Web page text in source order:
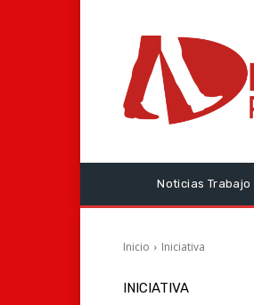
Noticias Trabajo
Inicio Iniciativa
INICIATIVA